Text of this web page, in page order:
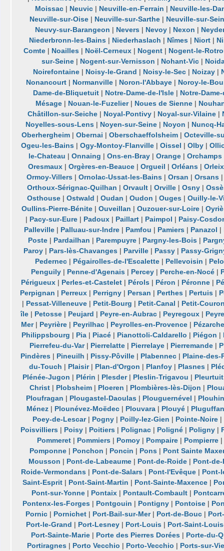
Moissac| Neuvic| Neuville-en-Ferrain | Neuville-les-
Neuville-sur-Oise | Neuville-sur-Sarthe | Neuville-sur-
Neuvy-sur-Barangeon | Nevers | Nevoy | Nexon |
Niederbronn-les-Bains| Niederhaslach | Nîmes| Niort|
Comte| Noailles| Noël-Cerneux| Nogent| Nogent-le-
sur-Seine| Nogent-sur-Vernisson | Nohant-Vic|
Noirefontaine | Noisy-le-Grand | Noisy-le-Sec | Noizay |
Nonancourt | Normanville | Noron-l'Abbaye | Noroy-le-
Dame-de-Bliquetuit | Notre-Dame-de-l'Isle | Notre-
Mésage | Nouan-le-Fuzelier| Noues de Sienne |
Châtillon-sur-Seiche | Noyal-Pontivy | Noyal-sur-Vilaine |
Noyelles-sous-Lens | Noyen-sur-Seine | Noyon | Nuncq-
Oberhergheim |Obernai |Oberschaeffolsheim |Octeville-
Ogeu-les-Bains |Ogy-Montoy-Flanville |Oissel |Olby |
le-Chateau | Onnaing | Ons-en-Bray| Orange| Orchamps
Oresmaux| Orgères-en-Beauce| Orgueil | Orléans| Orleix
Ormoy-Villers |Ornolac-Ussat-les-Bains |Orsan |Orsans
Orthoux-Sérignac-Quilhan | Orvault| Orville| Osny|
Osthouse |Ostwald |Oudan |Oudon |Ouges |Ouilly-le-
Oullins-Pierre-Bénite| Ouveillan | Ouzouer-sur-Loire|
| Pacy-sur-Eure| Padoux| Paillart| Paimpol | Paisy-
Palleville | Palluau-sur-Indre | Pamfou | Pamiers | Panazol |
Poste| Pardailhan | Parempuyre| Pargny-les-Bois|
Paroy | Pars-lès-Chavanges | Parville | Passy | Passy-
Pedernec | Pégairolles-de-l'Escalette | Pellevoisin |
Penguily | Penne-d'Agenais | Percey | Perche-en-Nocé |
Périgueux | Perles-et-Castelet | Pérols | Péron | Péronne |
Perpignan | Perreux | Perrigny | Persan | Perthes | Pertuis |
| Pessat-Villeneuve | Petit-Bourg | Petit-Canal | Petit-
île | Petosse | Peujard | Peyre-en-Aubrac | Peyregoux |
Mer| Peyrière| Peyrilhac| Peyrolles-en-Provence|
Philippsbourg | Pia| Piacé| Pianottoli-Caldarello | Piégon |
Pierrefeu-du-Var| Pierrelatte | Pierrelaye | Pierremande |
Pindères| Pineuilh | Pissy-Pôville| Plabennec| Plaine-des-
du-Touch | Plaisir| Plan-d'Orgon | Planfoy | Plasnes |
Plénée-Jugon | Plérin | Plesder| Pleslin-Trigavou | Pleurtuit
Christ| Plobsheim| Ploeren | Plombières-lès-Dijon |
Ploufragan | Plougastel-Daoulas| Plouguernével |
Ménez| Plounévez-Moëdec| Plouvara| Plouyé| Pluguffan
Poey-de-Lescar| Pogny | Poilly-lez-Gien | Pointe-Noire |
Poisvilliers | Poisy | Poitiers | Polignac | Poligné | Poligny |
Pommeret| Pommiers| Pomoy| Pompaire| Pompierre|
Pomponne| Ponchon | Poncin | Pons| Pont Sainte
Mousson | Pont-de-Labeaume | Pont-de-Roide | Pont-
Roide-Vermondans| Pont-de-Salars| Pont-l'Evêque| Pont-
Saint-Esprit| Pont-Saint-Martin | Pont-Sainte-Maxence|
Pont-sur-Yonne| Pontaix| Pontault-Combault|
Pontenx-les-Forges| Pontgouin | Pontigny| Pontoise|
Pornic| Pornichet| Port-Bail-sur-Mer| Port-de-Bouc|
Port-le-Grand | Port-Lesney| Port-Louis| Port-Saint-
Port-Sainte-Marie | Porte des Pierres Dorées | Porte-du-
Portiragnes| Porto Vecchio | Porto-Vecchio | Ports-sur-